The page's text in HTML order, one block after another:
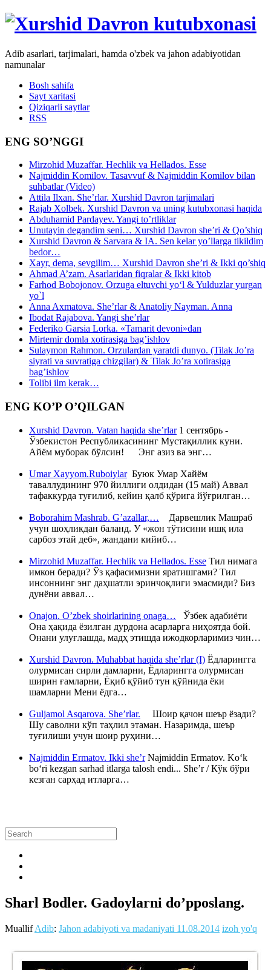
Adib asarlari, tarjimalari, hamda o'zbek va jahon adabiyotidan
namunalar
Bosh sahifa
Sayt xaritasi
Qiziqarli saytlar
RSS
ENG SO’NGGI
Mirzohid Muzaffar. Hechlik va Hellados. Esse
Najmiddin Komilov. Tasavvuf & Najmiddin Komilov bilan
suhbatlar (Video)
Attila Ilxan. She’rlar. Xurshid Davron tarjimalari
Rajab Xolbek. Xurshid Davron va uning kutubxonasi haqida
Abduhamid Pardayev. Yangi to’rtliklar
Unutayin degandim seni… Xurshid Davron she’ri & Qo’shiq
Xurshid Davron & Sarvara & IA. Sen kelar yo’llarga tikildim
bedor…
Xayr, dema, sevgilim… Xurshid Davron she’ri & Ikki qo’shiq
Ahmad A’zam. Asarlaridan fiqralar & Ikki kitob
Farhod Bobojonov. Orzuga eltuvchi yo‘l & Yulduzlar yurgan
yo`l
Anna Axmatova. She’rlar & Anatoliy Nayman. Anna
Ibodat Rajabova. Yangi she’rlar
Federiko Garsia Lorka. «Tamarit devoni»dan
Mirtemir domla xotirasiga bag’ishlov
Sulaymon Rahmon. Orzulardan yaratdi dunyo. (Tilak Jo’ra
siyrati va suvratiga chizgilar) & Tilak Jo’ra xotirasiga
bag’ishlov
Tolibi ilm kerak…
ENG KO’P O’QILGAN
Xurshid Davron. Vatan haqida she’rlar1 сентябрь -
Ўзбекистон Республикасининг Мустақиллик куни.
Айём муборак бўлсин! Энг азиз ва энг…
Umar Xayyom.RuboiylarБуюк Умар Хайём
таваллудининг 970 йиллиги олдидан (15 май) Аввал
тафаккурда туғилиб, кейин қалб қўрига йўғрилган…
Boborahim Mashrab. G’azallar,… Дарвешлик Машраб
учун шоҳликдан баланд. У «жон тўтисини ишқ ила
сарбоз этай деб», жандани кийиб…
Mirzohid Muzaffar. Hechlik va Hellados. Esse Тил нимага
имкон беради? Ўз қафасимизни яратишгами? Тил
инсоннинг энг даҳшатли эринчоқлиги эмасмиди? Биз
дунёни аввал…
Onajon. O’zbek shoirlarining onaga… Ўзбек адабиёти
Она ҳақида ёзилган дурдона асарларга ниҳоятда бой.
Онани улуғлашда, мадҳ этишда ижодкорларимиз чин…
Xurshid Davron. Muhabbat haqida she’rlar (I) Ёдларингга
олурмисан сирли дамларни, Ёдларингга олурмисан
ширин ғамларни, Ёқиб қўйиб тун қўйнида ёки
шамларни Мени ёдга…
Guljamol Asqarova. She’rlar. Шоир қачон шеър ёзади?
Шу саволни кўп таҳлил этаман. Назаримда, шеър
туғилиши учун шоир руҳини…
Najmiddin Ermatov. Ikki she’rNajmiddin Ermatov. Ko‘k
bo‘ri kezgan sarhad itlarga talosh endi... She’r / Кўк бўри
кезган сарҳад итларга…
Sharl Bodler. Gadoylarni do’pposlang.
MuallifAdib: Jahon adabiyoti va madaniyati 11.08.2014 izoh yo'q